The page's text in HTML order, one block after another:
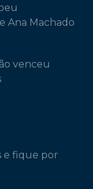
Ana Machado
venceu
e fique por